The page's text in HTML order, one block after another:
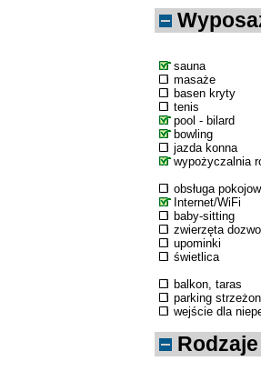
sauna
masaże
basen kryty
tenis
pool - bilard
bowling
jazda konna
wypożyczalnia
obsługa
Internet/WiFi
baby-sitting
zwierzęta
upominki
świetlica
balkon, taras
parking
wejście dla